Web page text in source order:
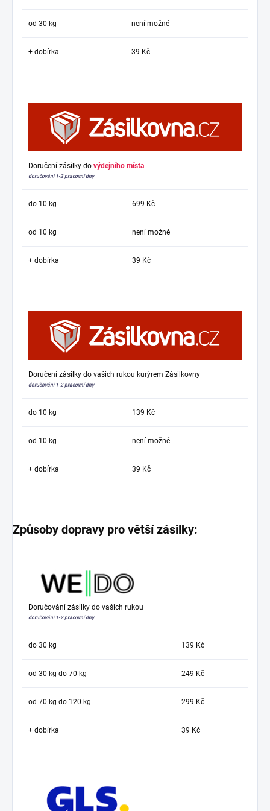
od 30 kg není možné
+ dobírka 39 Kč
Doručení zásilky do výdejního místa
doručování 1-2 pracovní dny
do 10 kg 699 Kč
od 10 kg není možné
+ dobírka 39 Kč
Doručení zásilky do vašich rukou kurýrem Zásilkovny
doručování 1-2 pracovní dny
do 10 kg 139 Kč
od 10 kg není možné
+ dobírka 39 Kč
Způsoby dopravy pro větší zásilky:
Doručování zásilky do vašich rukou
doručování 1-2 pracovní dny
do 30 kg 139 Kč
od 30 kg do 70 kg 249 Kč
od 70 kg do 120 kg 299 Kč
+ dobírka 39 Kč